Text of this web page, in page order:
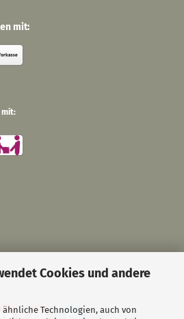
Cookies und andere
Technologien, auch von
mit: